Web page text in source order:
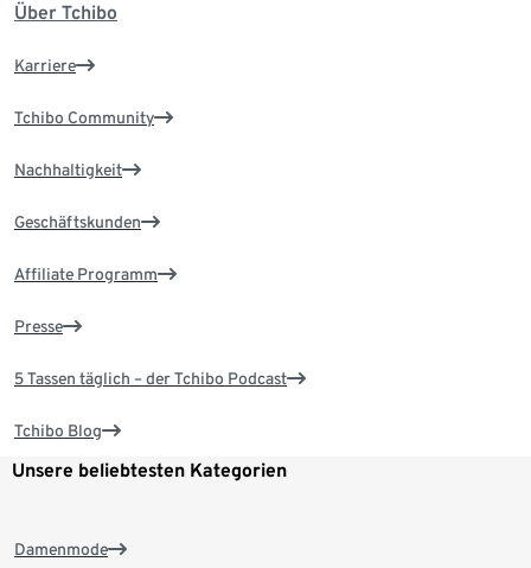
Über Tchibo
Karriere
Tchibo Community
Nachhaltigkeit
Geschäftskunden
Affiliate Programm
Presse
5 Tassen täglich – der Tchibo Podcast
Tchibo Blog
Unsere beliebtesten Kategorien
Damenmode